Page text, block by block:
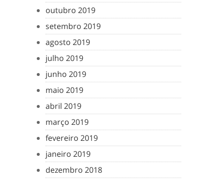
outubro 2019
setembro 2019
agosto 2019
julho 2019
junho 2019
maio 2019
abril 2019
março 2019
fevereiro 2019
janeiro 2019
dezembro 2018